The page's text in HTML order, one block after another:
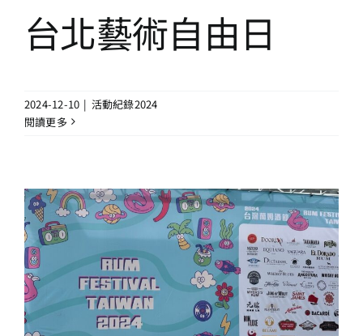
台北藝術自由日
2024-12-10 | 活動紀錄2024
閱讀更多
2024 台灣蘭姆酒節
活動紀錄2024